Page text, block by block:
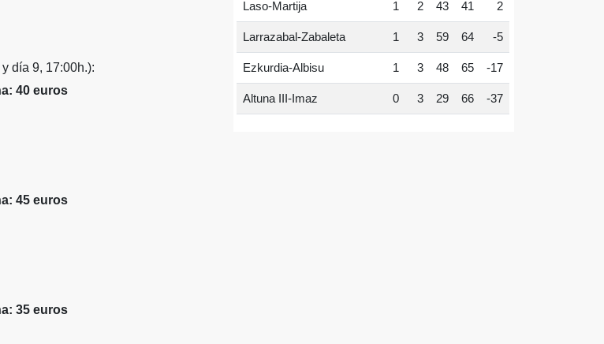
día 9, 17:00h.):
40 euros
45 euros
35 euros
Laso-Martija 1 2 43 41 2
Larrazabal-Zabaleta 1 3 59 64 -5
Ezkurdia-Albisu 1 3 48 65 -17
Altuna III-Imaz 0 3 29 66 -37